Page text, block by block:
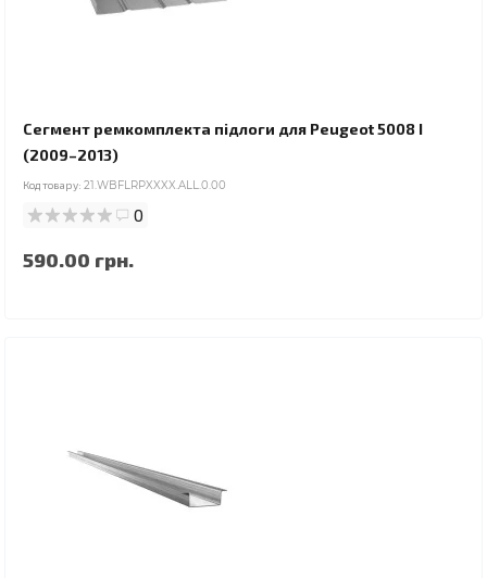
Сегмент ремкомплекта підлоги для Peugeot 5008 I
(2009–2013)
Код товару: 21.WBFLRPXXXX.ALL.0.00
0
590.00 грн.